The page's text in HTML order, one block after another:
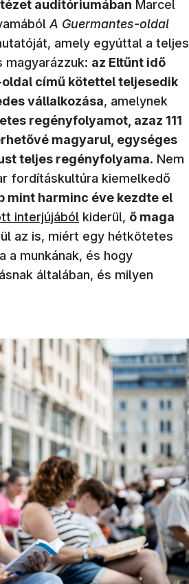
auditóriumában Marcel
A Guermantes-oldal
amely egyúttal a teljes
magyarázzuk: az Eltűnt idő
című kötettel teljesedik
vállalkozása, amelynek
regényfolyamot, azaz 111
magyarul, egységes
teljes regényfolyama. Nem
fordításkultúra kiemelkedő
mint harminc éve kezdte el
meg)
interjújából kiderül, ő maga
az is, miért egy hétkötetes
a munkának, és hogy
általában, és milyen